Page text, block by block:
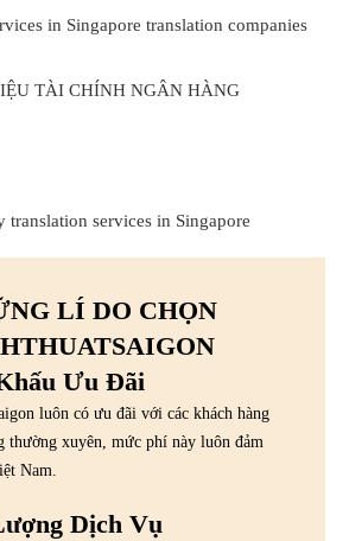
in Singapore translation companies
TÀI CHÍNH NGÂN HÀNG
translation services in Singapore
LÍ DO CHỌN
Ưu Đãi
luôn có ưu đãi với các khách hàng
thường xuyên, mức phí này luôn đảm
Nam.
Dịch Vụ